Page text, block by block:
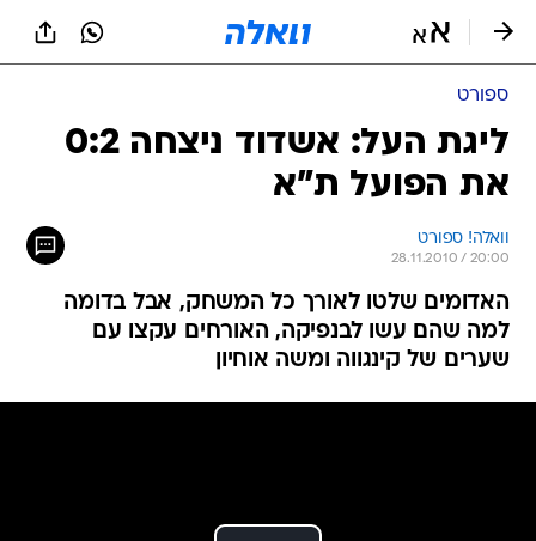
ספורט
ליגת העל: אשדוד ניצחה 0:2
את הפועל ת"א
וואלה! ספורט
28.11.2010 / 20:00
האדומים שלטו לאורך כל המשחק, אבל בדומה
למה שהם עשו לבנפיקה, האורחים עקצו עם
שערים של קינגווה ומשה אוחיון